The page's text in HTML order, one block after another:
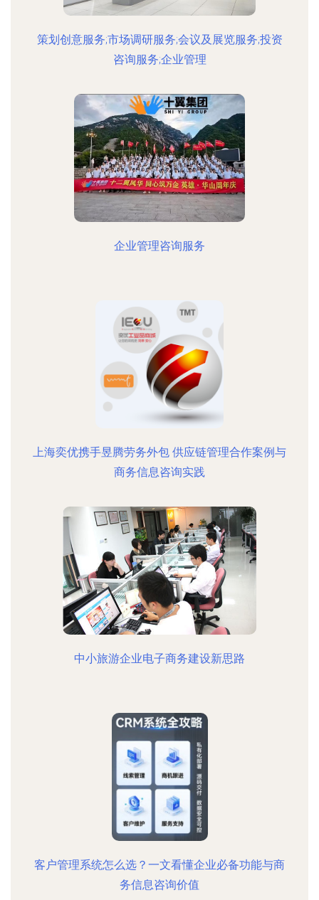
策划创意服务;市场调研服务;会议及展览服务;投资
咨询服务;企业管理
企业管理咨询服务
上海奕优携手昱腾劳务外包 供应链管理合作案例与
商务信息咨询实践
中小旅游企业电子商务建设新思路
客户管理系统怎么选？一文看懂企业必备功能与商
务信息咨询价值